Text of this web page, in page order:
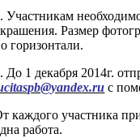
Участникам
Размер
горизонтали.
До 1 декабря 2014г.
с
каждого участника
работа.